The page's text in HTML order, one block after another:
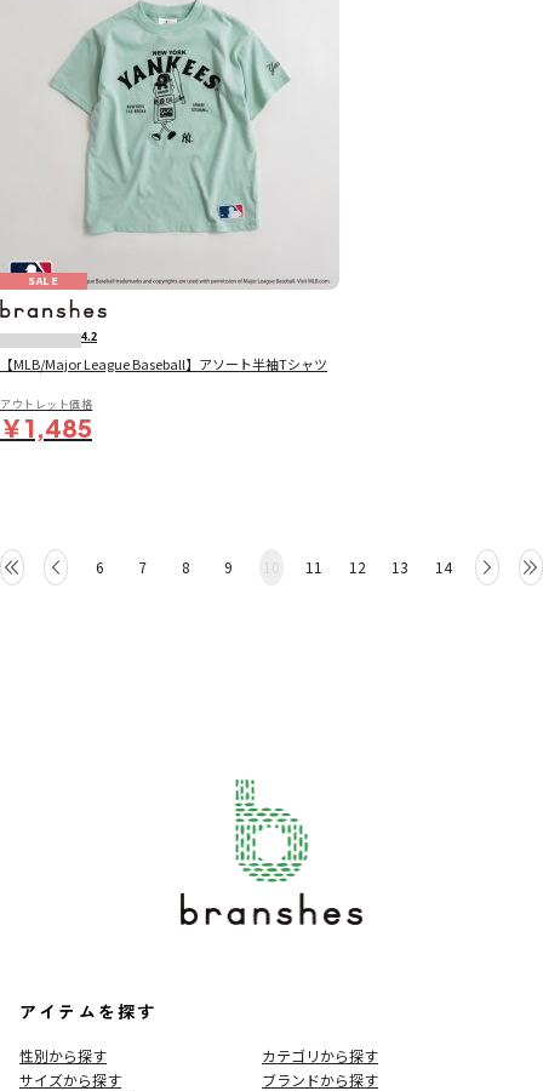
SALE
4.2
【MLB/Major League Baseball】アソート半袖Tシャツ
アウトレット価格
￥1,485
6 7 8 9 11 12 13 14
アイテムを探す
性別から探す
カテゴリから探す
サイズから探す
ブランドから探す